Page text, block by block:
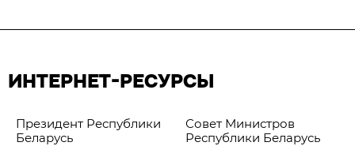
ИНТЕРНЕТ-РЕСУРСЫ
Президент Республики
Беларусь
Совет Министров
Республики Беларусь